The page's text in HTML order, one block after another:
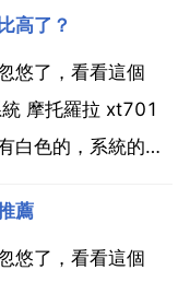
重新整理率可能略
，低亮調光，...
高了？
悠了，看看這個
摩托羅拉 xt701
白色的，系統的，
三星的 i5800 簡約
薦
悠了，看看這個